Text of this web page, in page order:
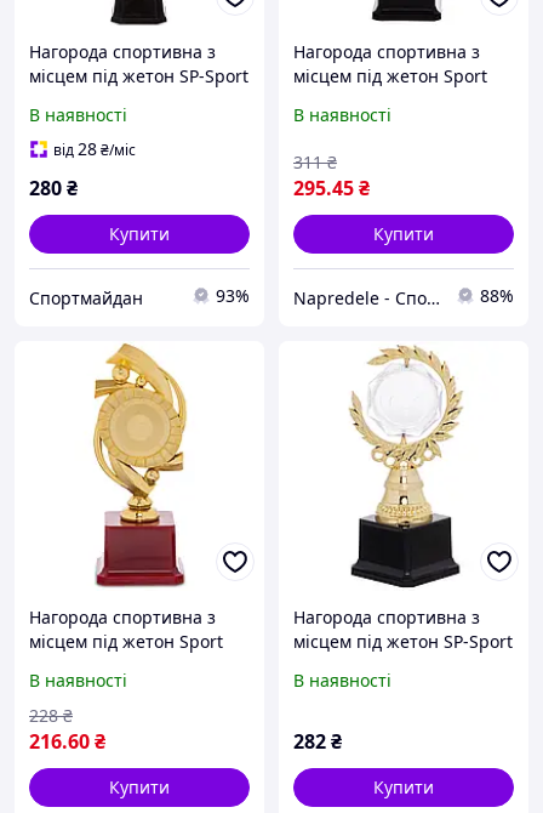
Нагорода спортивна з
місцем під жетон SP-Sport
В наявності
від28₴/міс
280₴
Купити
Спортмайдан 93%
Нагорода спортивна з
місцем під жетон Sport
В наявності
295.45₴
311 ₴
Купити
Napredele - Спорттовары оптом в Украине 88%
Нагорода спортивна з
місцем під жетон Sport
В наявності
216.60₴
228 ₴
Купити
Нагорода спортивна з
місцем під жетон SP-Sport
В наявності
282₴
Купити